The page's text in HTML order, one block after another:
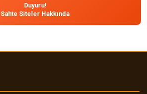
Duyuru!
Sahte Siteler Hakkında